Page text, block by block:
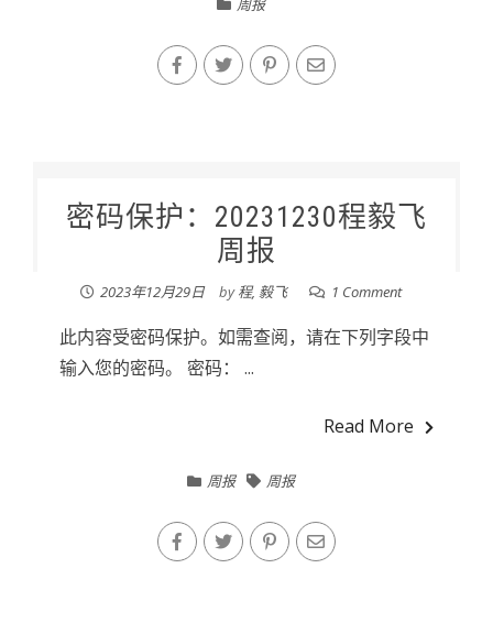
周报
密码保护：20231230程毅飞
周报
2023年12月29日 by程, 毅飞 1 Comment
此内容受密码保护。如需查阅，请在下列字段中
输入您的密码。 密码： ...
Read More
周报 周报